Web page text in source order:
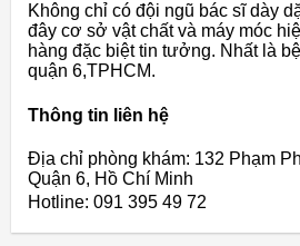
Không chỉ có đội ngũ bác sĩ dày
đây cơ sở vật chất và máy móc
hàng đặc biệt tin tưởng. Nhất là
quận 6,TPHCM.
Thông tin liên hệ
Địa chỉ phòng khám: 132 Phạm
Quận 6, Hồ Chí Minh
Hotline: 091 395 49 72